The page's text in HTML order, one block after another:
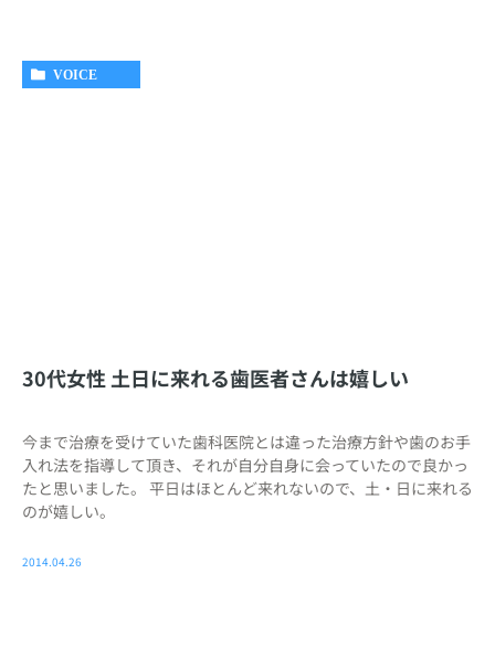
VOICE
30代女性 土日に来れる歯医者さんは嬉しい
今まで治療を受けていた歯科医院とは違った治療方針や歯のお手
入れ法を指導して頂き、それが自分自身に会っていたので良かっ
たと思いました。 平日はほとんど来れないので、土・日に来れる
のが嬉しい。
2014.04.26